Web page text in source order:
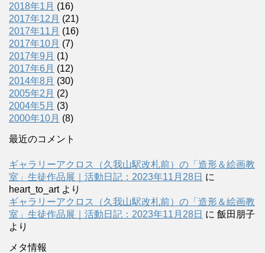
2018年1月 (16)
2017年12月 (21)
2017年11月 (16)
2017年10月 (7)
2017年9月 (1)
2017年6月 (12)
2014年8月 (30)
2005年2月 (2)
2004年5月 (3)
2000年10月 (8)
最近のコメント
ギャラリーアクロス（久我山駅改札前）の「造形＆絵画教
室」生徒作品展｜活動日記：2023年11月28日 に
heart_to_artより
ギャラリーアクロス（久我山駅改札前）の「造形＆絵画教
室」生徒作品展｜活動日記：2023年11月28日 に 飯田朋子
より
メタ情報